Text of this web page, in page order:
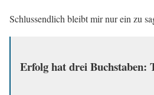
Schlussendlich bleibt mir nur ein zu
Erfolg hat drei Buchstaben: